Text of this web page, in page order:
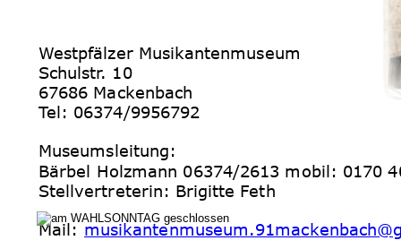
Westpfälzer Musikantenmuseum
Schulstr. 10
67686 Mackenbach
Tel: 06374/9956792
Museumsleitung:
Bärbel Holzmann 06374/2613 mobil: 0170
Stellvertreterin: Brigitte Feth
Mail: